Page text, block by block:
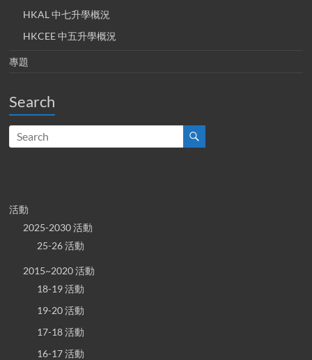
HKAL 中七升學概況
HKCEE 中五升學概況
專題
Search
活動
2025-2030 活動
25-26 活動
2015~2020 活動
18-19 活動
19-20 活動
17-18 活動
16-17 活動